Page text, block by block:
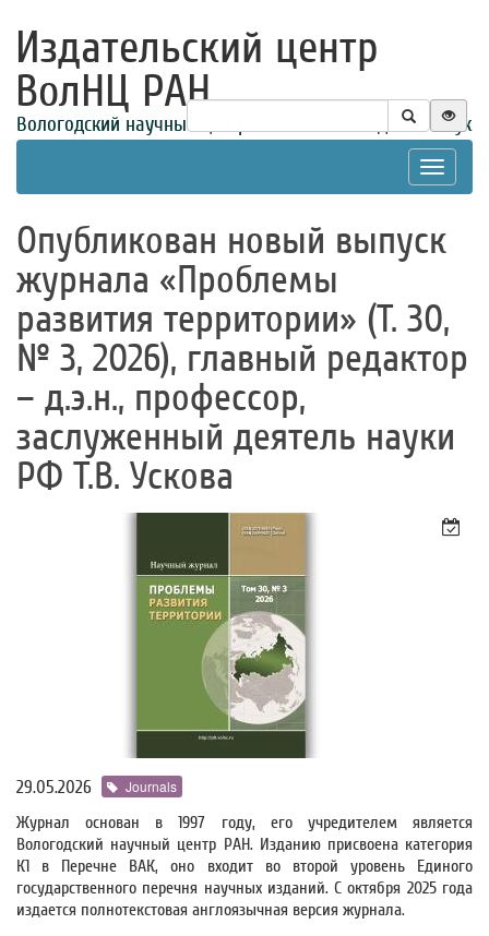
Издательский центр
ВолНЦ РАН
Вологодский научный центр Российской академии наук
Toggle
Опубликован новый выпуск
журнала «Проблемы
развития территории» (Т. 30,
№ 3, 2026), главный редактор
– д.э.н., профессор,
заслуженный деятель науки
РФ Т.В. Ускова
29.05.2026 Journals
Журнал основан в 1997 году, его учредителем является
Вологодский научный центр РАН. Изданию присвоена категория
К1 в Перечне ВАК, оно входит во второй уровень Единого
государственного перечня научных изданий. С октября 2025 года
издается полнотекстовая англоязычная версия журнала.